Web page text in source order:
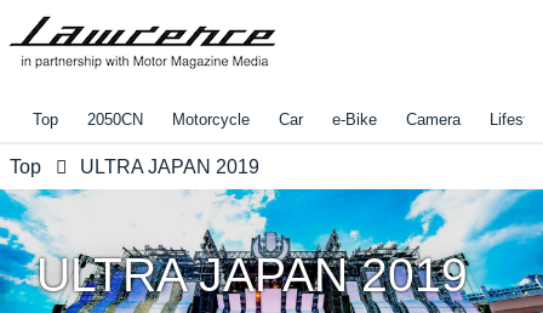
Top 2050CN Motorcycle Car e-Bike Camera
Top ULTRA JAPAN 2019
ULTRA JAPAN 2019